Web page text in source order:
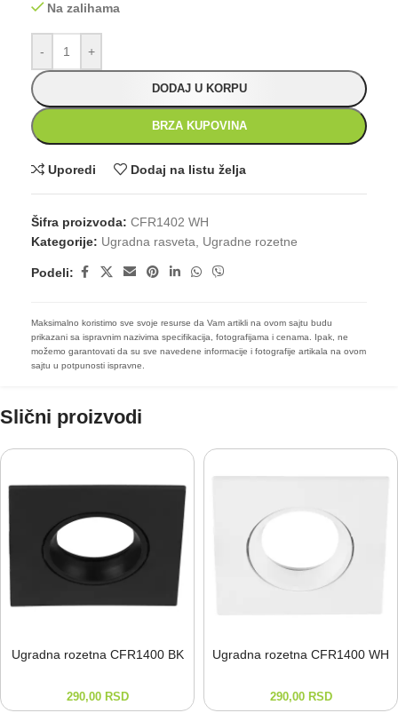
Na zalihama
- +
DODAJ U KORPU
BRZA KUPOVINA
Uporedi Dodaj na listu želja
Šifra proizvoda: CFR1402 WH
Kategorije: Ugradna rasveta Ugradne rozetne
Podeli:
Maksimalno koristimo sve svoje resurse da Vam artikli na ovom sajtu budu
prikazani sa ispravnim nazivima specifikacija, fotografijama i cenama. Ipak, ne
možemo garantovati da su sve navedene informacije i fotografije artikala na ovom
sajtu u potpunosti ispravne.
Slični proizvodi
Ugradna rozetna CFR1400 BK
290,00 RSD
Ugradna rozetna CFR1400 WH
290,00 RSD